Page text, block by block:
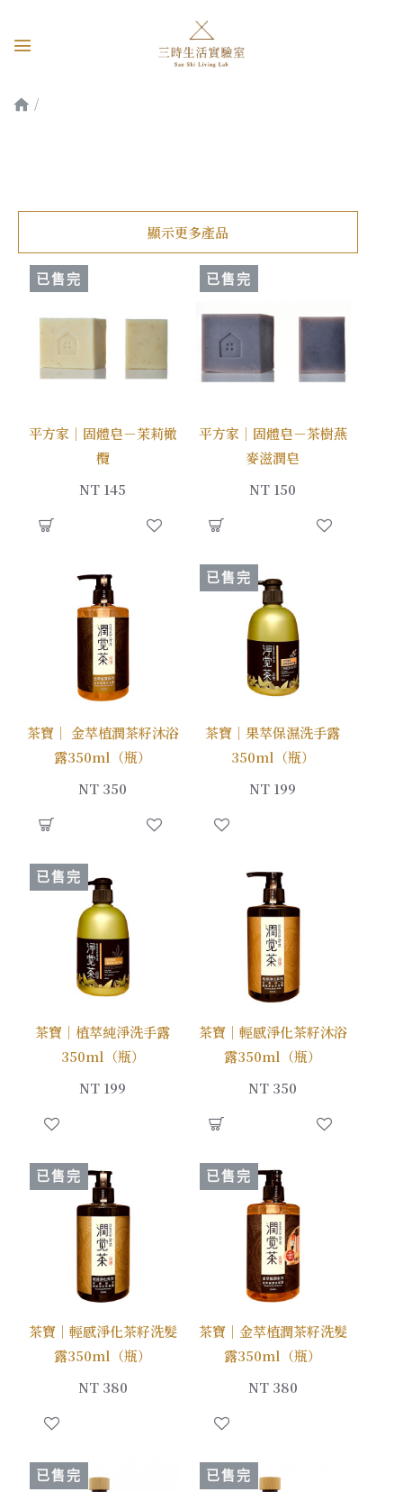
顯示更多產品
已售完
平方家｜固體皂－茉莉橄
欖
NT 145
已售完
平方家｜固體皂－茶樹燕
麥滋潤皂
NT 150
茶寶｜ 金萃植潤茶籽沐浴
露350ml（瓶）
NT 350
已售完
茶寶｜果萃保濕洗手露
350ml（瓶）
NT 199
已售完
茶寶｜植萃純淨洗手露
350ml（瓶）
NT 199
茶寶｜輕感淨化茶籽沐浴
露350ml（瓶）
NT 350
已售完
茶寶｜輕感淨化茶籽洗髮
露350ml（瓶）
NT 380
已售完
茶寶｜金萃植潤茶籽洗髮
露350ml（瓶）
NT 380
已售完 已售完